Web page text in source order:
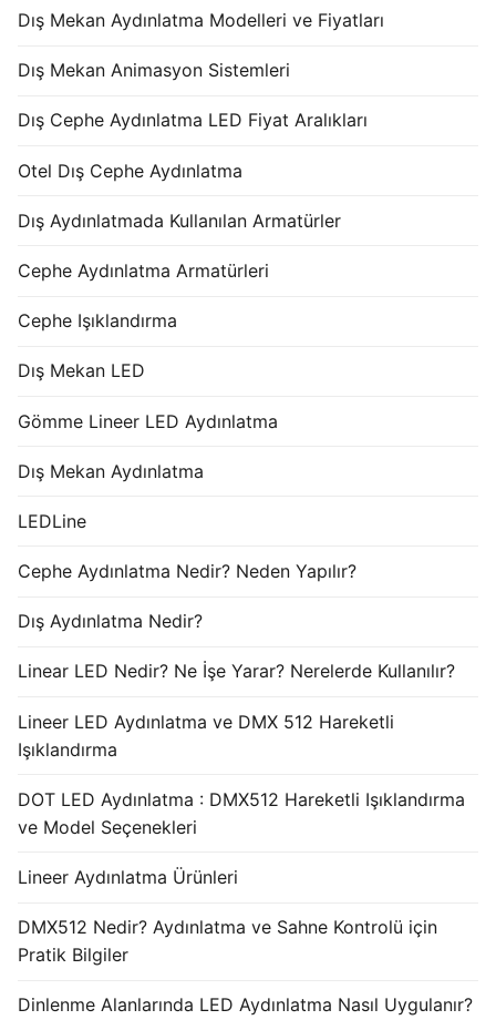
Dış Mekan Aydınlatma Modelleri ve Fiyatları
Dış Mekan Animasyon Sistemleri
Dış Cephe Aydınlatma LED Fiyat Aralıkları
Otel Dış Cephe Aydınlatma
Dış Aydınlatmada Kullanılan Armatürler
Cephe Aydınlatma Armatürleri
Cephe Işıklandırma
Dış Mekan LED
Gömme Lineer LED Aydınlatma
Dış Mekan Aydınlatma
LEDLine
Cephe Aydınlatma Nedir? Neden Yapılır?
Dış Aydınlatma Nedir?
Linear LED Nedir? Ne İşe Yarar? Nerelerde Kullanılır?
Lineer LED Aydınlatma ve DMX 512 Hareketli
Işıklandırma
DOT LED Aydınlatma : DMX512 Hareketli Işıklandırma
ve Model Seçenekleri
Lineer Aydınlatma Ürünleri
DMX512 Nedir? Aydınlatma ve Sahne Kontrolü için
Pratik Bilgiler
Dinlenme Alanlarında LED Aydınlatma Nasıl Uygulanır?